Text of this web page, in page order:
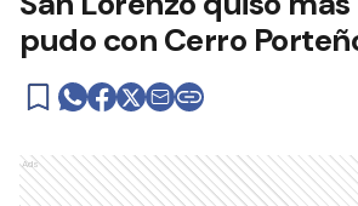
pudo con Cerro
Ads